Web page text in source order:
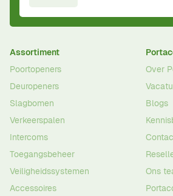
Assortiment
Poortopeners
Deuropeners
Slagbomen
Verkeerspalen
Intercoms
Toegangsbeheer
Veiligheidssystemen
Accessoires
Over
Blogs
Ons